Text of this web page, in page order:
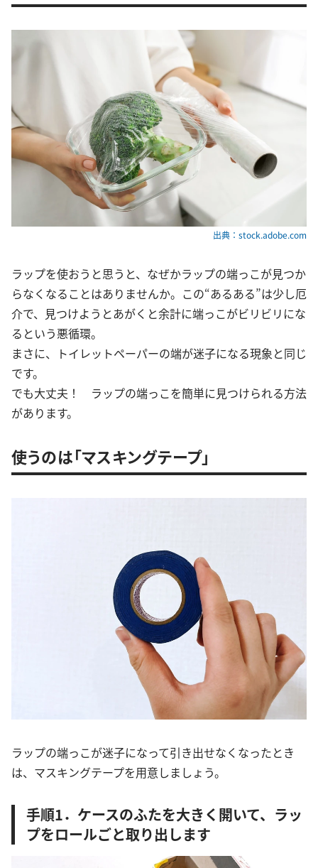
出典：stock.adobe.com
ラップを使おうと思うと、なぜかラップの端っこが見つか
らなくなることはありませんか。この“あるある”は少し厄
介で、見つけようとあがくと余計に端っこがビリビリにな
るという悪循環。
まさに、トイレットペーパーの端が迷子になる現象と同じ
です。
でも大丈夫！ ラップの端っこを簡単に見つけられる方法
があります。
使うのは「マスキングテープ」
ラップの端っこが迷子になって引き出せなくなったとき
は、マスキングテープを用意しましょう。
手順1．ケースのふたを大きく開いて、ラッ
プをロールごと取り出します